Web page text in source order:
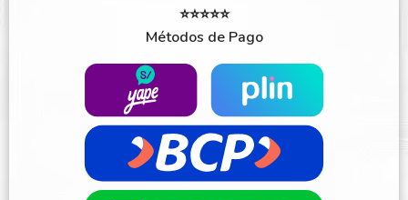
⭐⭐⭐⭐⭐
Métodos de Pago